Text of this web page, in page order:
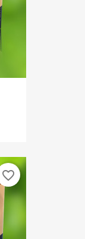
favorite_border